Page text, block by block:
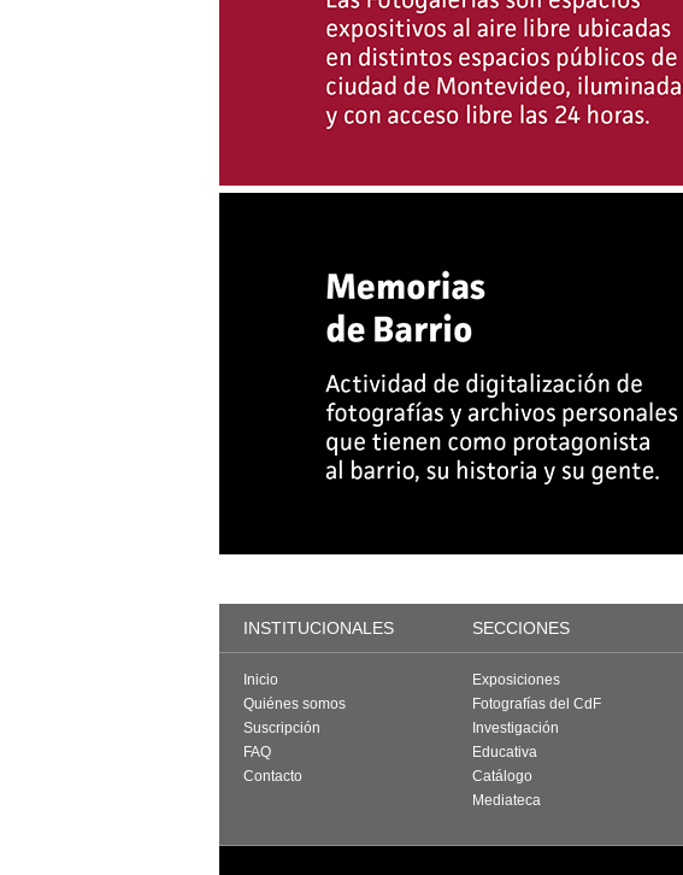
INSTITUCIONALES SECCIONES
Inicio
Quiénes somos
Suscripción
FAQ
Contacto
Exposiciones
Fotografías del CdF
Investigación
Educativa
Catálogo
Mediateca